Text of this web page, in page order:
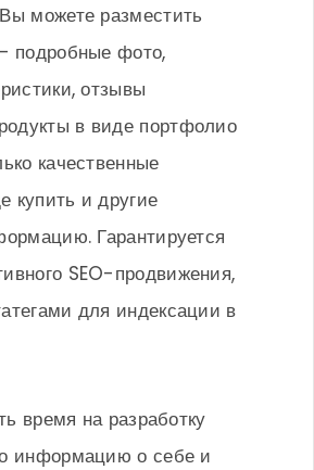
можете разместить
подробные фото,
отзывы
в виде портфолио
качественные
купить и другие
Гарантируется
SEO-продвижения,
для индексации в
время на разработку
информацию о себе и